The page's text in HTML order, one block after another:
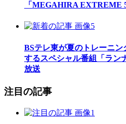
「MEGAHIRA EXTREME
BSテレ東が夏のトレーニ
するスペシャル番組「ラン
放送
注目の記事